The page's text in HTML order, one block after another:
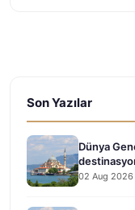
Son Yazılar
Dünya
02 Aug 2026